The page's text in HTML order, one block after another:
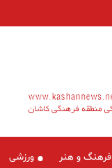
فرهنگ و هنر ورزشی